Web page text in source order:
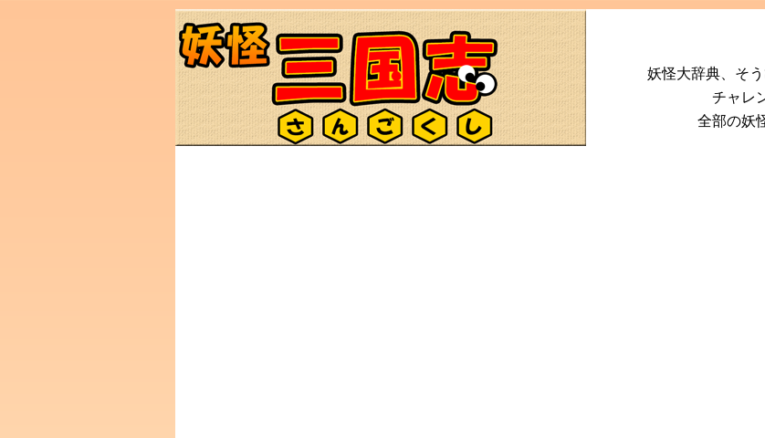
妖怪大辞典、そ
チャレ
全部の妖